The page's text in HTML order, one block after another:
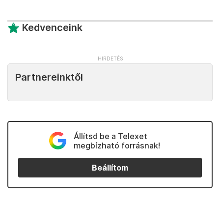
Kedvenceink
Partnereinktől
Állítsd be a Telexet
megbízható forrásnak!
Beállítom